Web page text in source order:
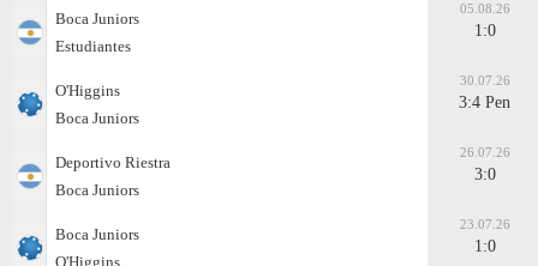
Boca Juniors
Estudiantes
05.08.26
1:0
O'Higgins
Boca Juniors
30.07.26
3:4 Pen
Deportivo Riestra
Boca Juniors
26.07.26
3:0
Boca Juniors
O'Higgins
23.07.26
1:0